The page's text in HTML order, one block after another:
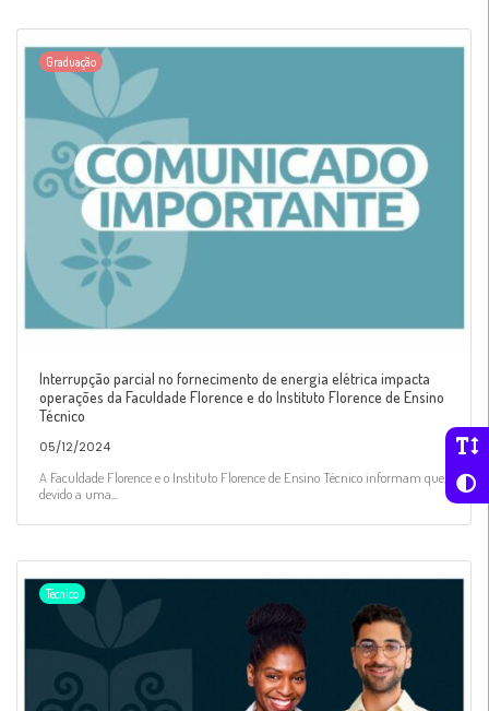
Graduação
Interrupção parcial no fornecimento de energia elétrica impacta
operações da Faculdade Florence e do Instituto Florence de Ensino
Técnico
05/12/2024
A Faculdade Florence e o Instituto Florence de Ensino Técnico informam que,
devido a uma...
Técnico